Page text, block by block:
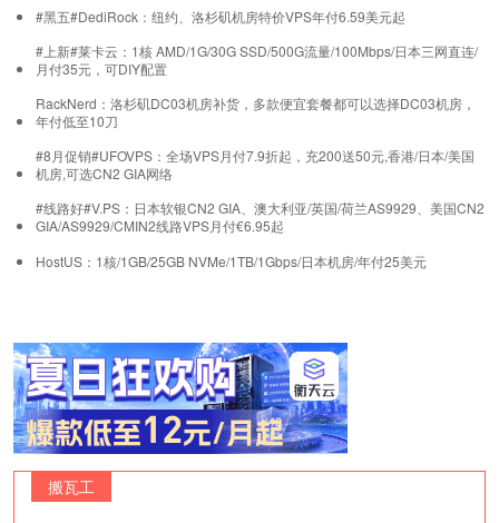
#黑五#DediRock：纽约、洛杉矶机房特价VPS年付6.59美元起
#上新#莱卡云：1核 AMD/1G/30G SSD/500G流量/100Mbps/日本三网直连/
月付35元，可DIY配置
RackNerd：洛杉矶DC03机房补货，多款便宜套餐都可以选择DC03机房，
年付低至10刀
#8月促销#UFOVPS：全场VPS月付7.9折起，充200送50元,香港/日本/美国
机房,可选CN2 GIA网络
#线路好#V.PS：日本软银CN2 GIA、澳大利亚/英国/荷兰AS9929、美国CN2
GIA/AS9929/CMIN2线路VPS月付€6.95起
HostUS：1核/1GB/25GB NVMe/1TB/1Gbps/日本机房/年付25美元
搬瓦工